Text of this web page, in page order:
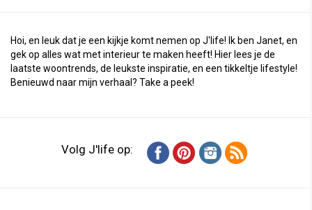
Hoi, en leuk dat je een kijkje komt nemen op J'life! Ik ben Janet, en
gek op alles wat met interieur te maken heeft! Hier lees je de
laatste woontrends, de leukste inspiratie, en een tikkeltje lifestyle!
Benieuwd naar mijn verhaal? Take a peek!
Volg J'life op: